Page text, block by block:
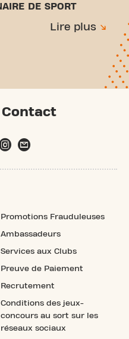
DE SPORT
Lire plus
Promotions Frauduleuses
Ambassadeurs
Services aux Clubs
Preuve de Paiement
Recrutement
Conditions des jeux-
concours au sort sur les
réseaux sociaux